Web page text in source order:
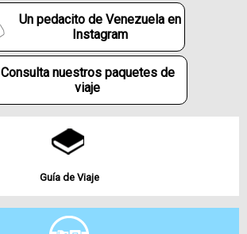
Un pedacito de Venezuela en
Instagram
Consulta nuestros paquetes de
viaje
Guía de Viaje